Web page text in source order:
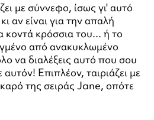
με σύννεφο, ίσως γι' αυτό
αν είναι για την απαλή
κρόσσια του... ή το
από ανακυκλωμένο
να διαλέξεις αυτό που σου
Επιπλέον, ταιριάζει με
της σειράς Jane, οπότε